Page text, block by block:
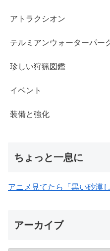
アトラクシオン
テルミアンウォーターパー
珍しい狩猟図鑑
イベント
装備と強化
ちょっと一息に
アニメ見てたら「黒い砂漠
アーカイブ